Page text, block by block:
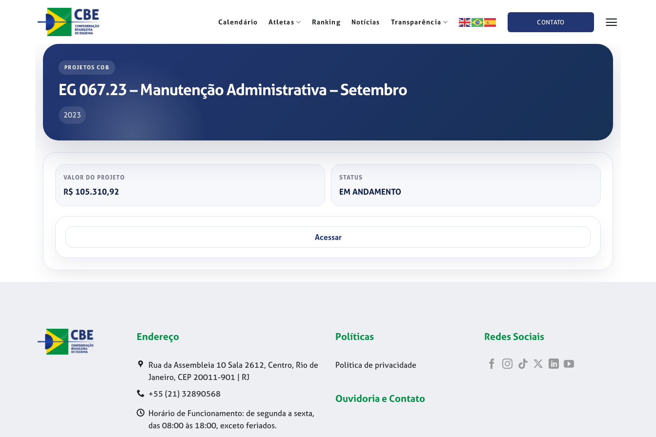
Calendário Atletas Ranking Notícias Transparência CONTATO
PROJETOS COB
EG 067.23 – Manutenção Administrativa – Setembro
2023
VALOR DO PROJETO
R$ 105.310,92
STATUS
EM ANDAMENTO
Acessar
Endereço
Rua da Assembleia 10 Sala 2612, Centro, Rio de
Janeiro, CEP 20011-901 | RJ
+55 (21) 32890568
Horário de Funcionamento: de segunda a sexta,
das 08:00 às 18:00, exceto feriados.
Políticas
Política de privacidade
Ouvidoria e Contato
Redes Sociais